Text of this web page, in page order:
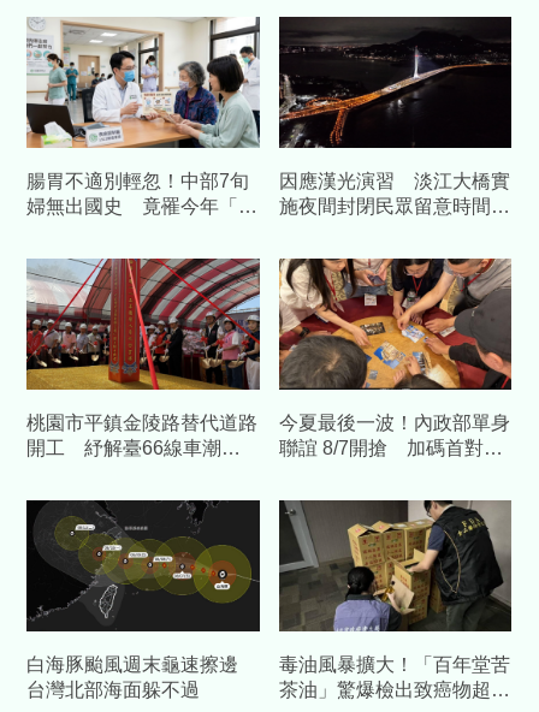
腸胃不適別輕忽！中部7旬
婦無出國史 竟罹今年「首
因應漢光演習 淡江大橋實
施夜間封閉民眾留意時間改
桃園市平鎮金陵路替代道路
開工 紓解臺66線車潮中
今夏最後一波！內政部單身
聯誼 8/7開搶 加碼首對結
白海豚颱風週末龜速擦邊
台灣北部海面躲不過
毒油風暴擴大！「百年堂苦
茶油」驚爆檢出致癌物超